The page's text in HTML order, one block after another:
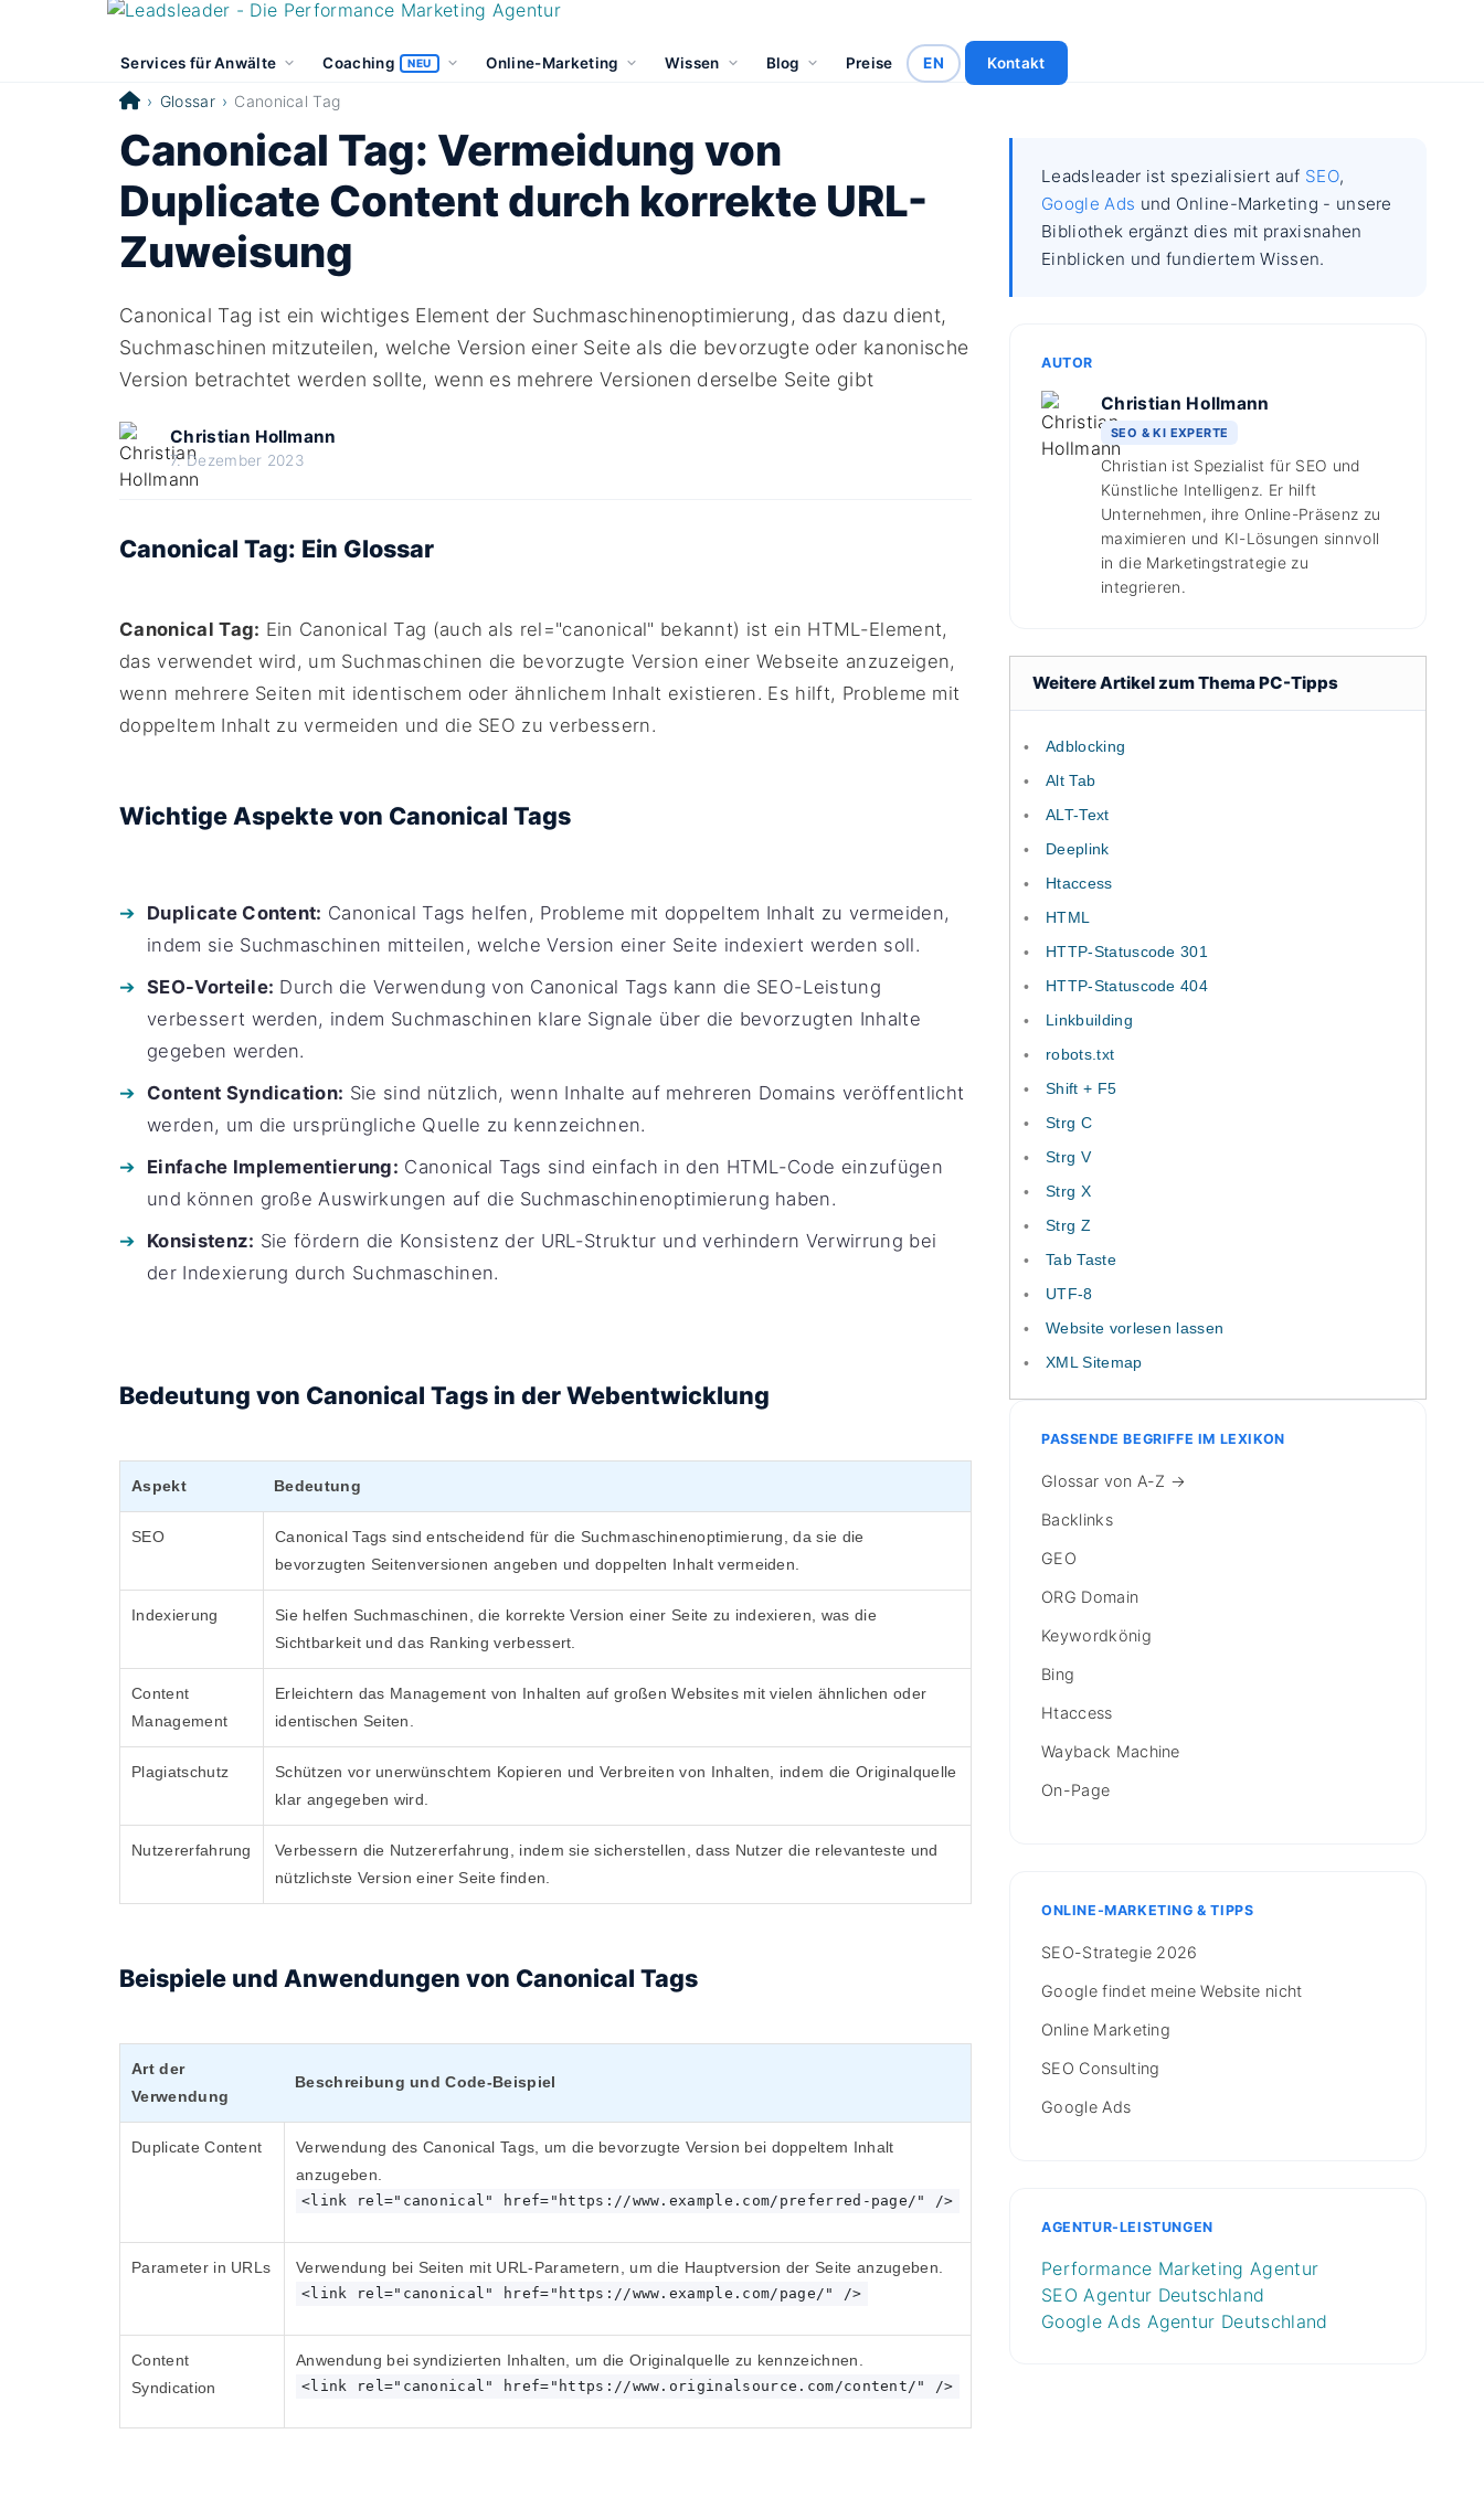
Services für Anwälte Coaching NEU Online-Marketing Wissen Blog Preise EN Kontakt
Glossar Canonical Tag
Canonical Tag: Vermeidung von
Duplicate Content durch korrekte URL-
Zuweisung
Canonical Tag ist ein wichtiges Element der Suchmaschinenoptimierung, das dazu dient,
Suchmaschinen mitzuteilen, welche Version einer Seite als die bevorzugte oder kanonische
Version betrachtet werden sollte, wenn es mehrere Versionen derselbe Seite gibt
Christian Hollmann
7. Dezember 2023
Canonical Tag: Ein Glossar
Canonical Tag: Ein Canonical Tag (auch als rel="canonical" bekannt) ist ein HTML-Element,
das verwendet wird, um Suchmaschinen die bevorzugte Version einer Webseite anzuzeigen,
wenn mehrere Seiten mit identischem oder ähnlichem Inhalt existieren. Es hilft, Probleme mit
doppeltem Inhalt zu vermeiden und die SEO zu verbessern.
Wichtige Aspekte von Canonical Tags
Duplicate Content: Canonical Tags helfen, Probleme mit doppeltem Inhalt zu vermeiden,
indem sie Suchmaschinen mitteilen, welche Version einer Seite indexiert werden soll.
SEO-Vorteile: Durch die Verwendung von Canonical Tags kann die SEO-Leistung
verbessert werden, indem Suchmaschinen klare Signale über die bevorzugten Inhalte
gegeben werden.
Content Syndication: Sie sind nützlich, wenn Inhalte auf mehreren Domains veröffentlicht
werden, um die ursprüngliche Quelle zu kennzeichnen.
Einfache Implementierung: Canonical Tags sind einfach in den HTML-Code einzufügen
und können große Auswirkungen auf die Suchmaschinenoptimierung haben.
Konsistenz: Sie fördern die Konsistenz der URL-Struktur und verhindern Verwirrung bei
der Indexierung durch Suchmaschinen.
Bedeutung von Canonical Tags in der Webentwicklung
Aspekt Bedeutung
SEO
Canonical Tags sind entscheidend für die Suchmaschinenoptimierung, da sie die
bevorzugten Seitenversionen angeben und doppelten Inhalt vermeiden.
Indexierung
Sie helfen Suchmaschinen, die korrekte Version einer Seite zu indexieren, was die
Sichtbarkeit und das Ranking verbessert.
Content
Management
Erleichtern das Management von Inhalten auf großen Websites mit vielen ähnlichen oder
identischen Seiten.
Plagiatschutz
Schützen vor unerwünschtem Kopieren und Verbreiten von Inhalten, indem die Originalquelle
klar angegeben wird.
Nutzererfahrung
Verbessern die Nutzererfahrung, indem sie sicherstellen, dass Nutzer die relevanteste und
nützlichste Version einer Seite finden.
Beispiele und Anwendungen von Canonical Tags
Art der
Verwendung
Beschreibung und Code-Beispiel
Duplicate Content
Verwendung des Canonical Tags, um die bevorzugte Version bei doppeltem Inhalt
anzugeben.
<link rel="canonical" href="https://www.example.com/preferred-page/" />
Parameter in URLs Verwendung bei Seiten mit URL-Parametern, um die Hauptversion der Seite anzugeben.
<link rel="canonical" href="https://www.example.com/page/" />
Content
Syndication
Anwendung bei syndizierten Inhalten, um die Originalquelle zu kennzeichnen.
<link rel="canonical" href="https://www.originalsource.com/content/" />
Leadsleader ist spezialisiert auf SEO,
Google Ads und Online-Marketing - unsere
Bibliothek ergänzt dies mit praxisnahen
Einblicken und fundiertem Wissen.
AUTOR
Christian Hollmann
SEO & KI EXPERTE
Christian ist Spezialist für SEO und
Künstliche Intelligenz. Er hilft
Unternehmen, ihre Online-Präsenz zu
maximieren und KI-Lösungen sinnvoll
in die Marketingstrategie zu
integrieren.
Weitere Artikel zum Thema PC-Tipps
Adblocking
Alt Tab
ALT-Text
Deeplink
Htaccess
HTML
HTTP-Statuscode 301
HTTP-Statuscode 404
Linkbuilding
robots.txt
Shift + F5
Strg C
Strg V
Strg X
Strg Z
Tab Taste
UTF-8
Website vorlesen lassen
XML Sitemap
PASSENDE BEGRIFFE IM LEXIKON
Glossar von A-Z →
Backlinks
GEO
ORG Domain
Keywordkönig
Bing
Htaccess
Wayback Machine
On-Page
ONLINE-MARKETING & TIPPS
SEO-Strategie 2026
Google findet meine Website nicht
Online Marketing
SEO Consulting
Google Ads
AGENTUR-LEISTUNGEN
Performance Marketing Agentur
SEO Agentur Deutschland
Google Ads Agentur Deutschland